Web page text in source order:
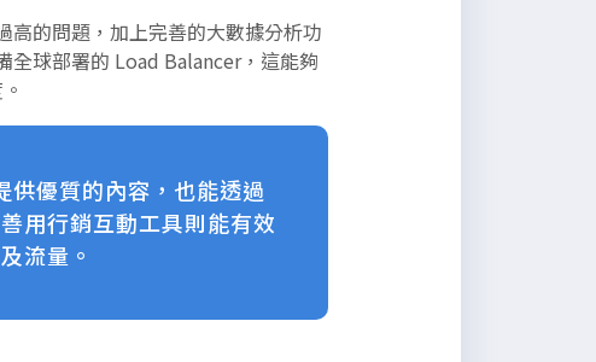
的問題，加上完善的大數據分析功
全球部署的 Load Balancer，這能夠
優質的內容，也能透過
用行銷互動工具則能有效
流量。